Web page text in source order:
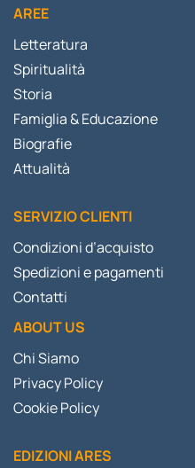
AREE
Letteratura
Spiritualità
Storia
Famiglia & Educazione
Biografie
Attualità
SERVIZIO CLIENTI
Condizioni d’acquisto
Spedizioni e pagamenti
Contatti
ABOUT US
Chi Siamo
Privacy Policy
Cookie Policy
EDIZIONI ARES